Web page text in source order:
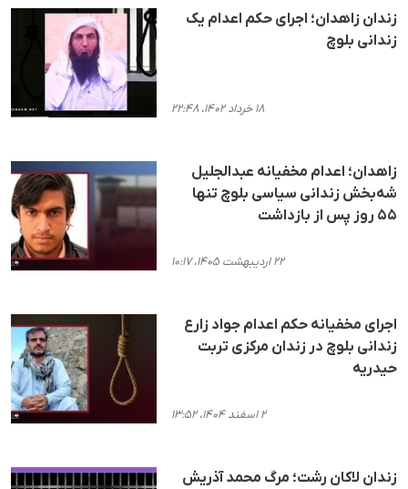
زندان زاهدان؛ اجرای حکم اعدام یک
زندانی بلوچ
۱۸ خرداد ۱۴۰۲، ۲۲:۴۸
زاهدان؛ اعدام مخفیانه عبدالجلیل
شه‌بخش زندانی سیاسی بلوچ تنها
۵۵ روز پس از بازداشت
۲۲ اردیبهشت ۱۴۰۵، ۱۰:۱۷
اجرای مخفیانه حکم اعدام جواد زارع
زندانی بلوچ در زندان مرکزی تربت
حیدریه
۲ اسفند ۱۴۰۴، ۱۳:۵۲
زندان لاکان رشت؛ مرگ م‍حمد آذریش